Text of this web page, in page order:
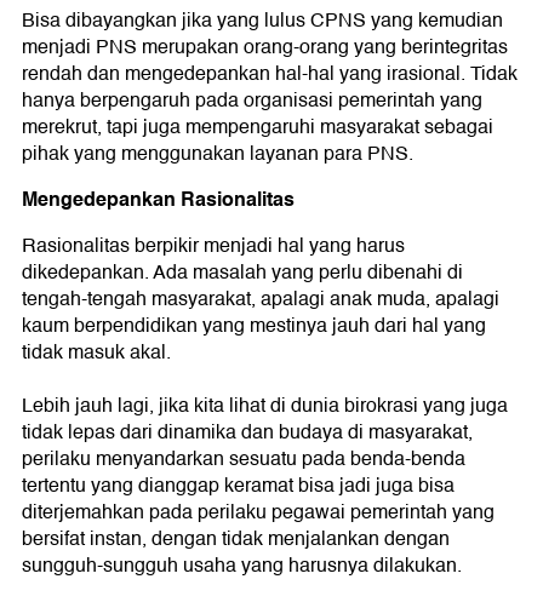
Bisa dibayangkan jika yang lulus CPNS yang kemudian
menjadi PNS merupakan orang-orang yang berintegritas
rendah dan mengedepankan hal-hal yang irasional. Tidak
hanya berpengaruh pada organisasi pemerintah yang
merekrut, tapi juga mempengaruhi masyarakat sebagai
pihak yang menggunakan layanan para PNS.
Mengedepankan Rasionalitas
Rasionalitas berpikir menjadi hal yang harus
dikedepankan. Ada masalah yang perlu dibenahi di
tengah-tengah masyarakat, apalagi anak muda, apalagi
kaum berpendidikan yang mestinya jauh dari hal yang
tidak masuk akal.
Lebih jauh lagi, jika kita lihat di dunia birokrasi yang juga
tidak lepas dari dinamika dan budaya di masyarakat,
perilaku menyandarkan sesuatu pada benda-benda
tertentu yang dianggap keramat bisa jadi juga bisa
diterjemahkan pada perilaku pegawai pemerintah yang
bersifat instan, dengan tidak menjalankan dengan
sungguh-sungguh usaha yang harusnya dilakukan.